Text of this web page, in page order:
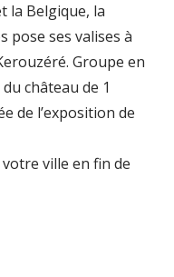
la Belgique, la
pose ses valises à
Groupe en
château de 1
de l’exposition de
ville en fin de